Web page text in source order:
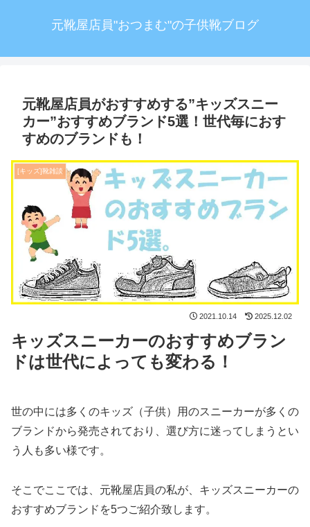
元靴屋店員"おつまむ"の子供靴ブログ
元靴屋店員がおすすめする”キッズスニー
カー”おすすめブランド5選！世代毎におす
すめのブランドも！
[キッズ]靴雑談
2021.10.14 2025.12.02
キッズスニーカーのおすすめブラン
ドは世代によっても変わる！
世の中には多くのキッズ（子供）用のスニーカーが多くの
ブランドから発売されており、選び方に迷ってしまうとい
う人も多い様です。
そこでここでは、元靴屋店員の私が、キッズスニーカーの
おすすめブランドを5つご紹介致します。